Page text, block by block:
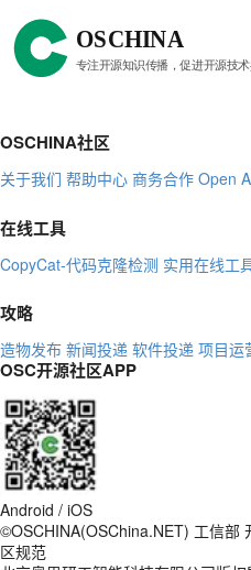
OSCHINA社区
关于我们 帮助中心 商务合作 Open
在线工具
CopyCat-代码克隆检测 实用在线工
攻略
造物发布 新闻投递 软件投递 项目运
OSC开源社区APP
Android / iOS
©OSCHINA(OSChina.NET) 工信部
区规范